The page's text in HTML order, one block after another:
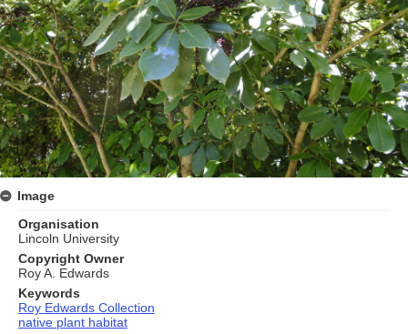
Image
Organisation
Lincoln University
Copyright Owner
Roy A. Edwards
Keywords
Roy Edwards Collection
native plant habitat